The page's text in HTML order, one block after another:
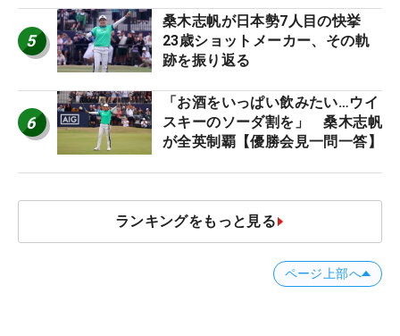
5
桑木志帆が日本勢7人目の快挙
23歳ショットメーカー、その軌
跡を振り返る
6
「お酒をいっぱい飲みたい…ウイ
スキーのソーダ割を」 桑木志帆
が全英制覇【優勝会見一問一答】
ランキングをもっと見る
ページ上部へ